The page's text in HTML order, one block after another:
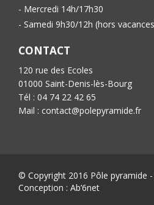
- Mercredi 14h/17h30
- Samedi 9h30/12h (hors
CONTACT
120 rue des Ecoles
01000 Saint-Denis-lès-Bourg
Tél : 04 74 22 42 65
Mail : contact@polepyramide.fr
© Copyright 2016 Pôle pyramide -
Conception : Ab’6net